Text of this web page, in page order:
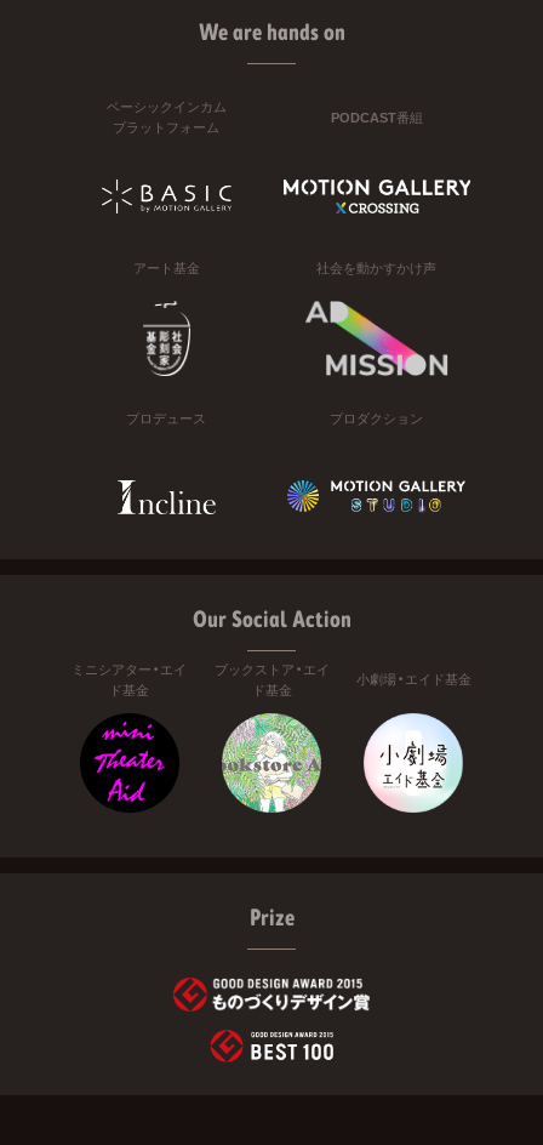
We are hands on
ベーシックインカム
プラットフォーム
PODCAST番組
アート基金 社会を動かすかけ声
プロデュース プロダクション
Our Social Action
ミニシアター・エイ
ド基金
ブックストア・エイ
ド基金
小劇場・エイド基金
Prize